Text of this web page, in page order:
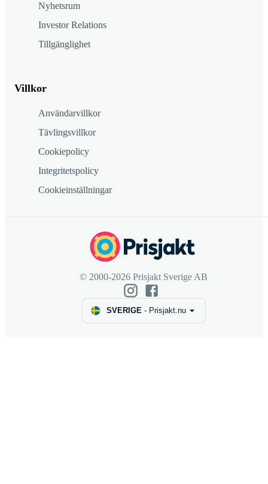
Nyhetsrum
Investor Relations
Tillgänglighet
Villkor
Användarvillkor
Tävlingsvillkor
Cookiepolicy
Integritetspolicy
Cookieinställningar
© 2000-2026 Prisjakt Sverige AB
SVERIGE- Prisjakt.nu